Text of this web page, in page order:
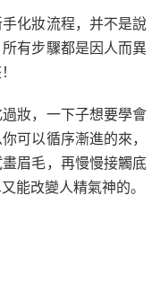
化妝流程，并不是說
有步驟都是因人而異
妝，一下子想要學會
可以循序漸進的來，
眉毛，再慢慢接觸底
能改變人精氣神的。